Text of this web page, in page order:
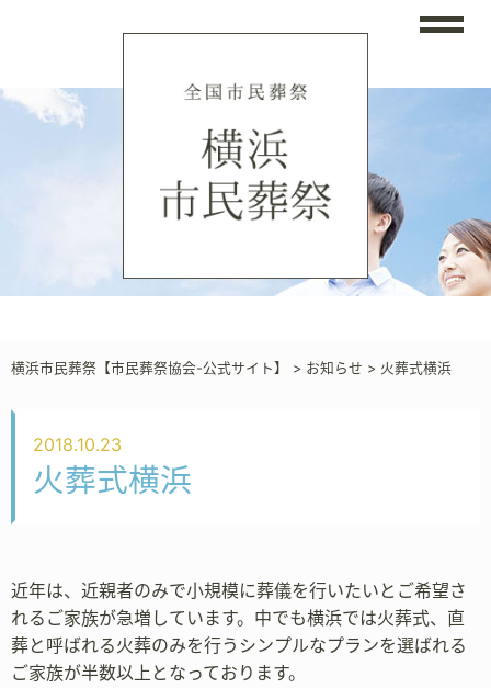
横浜市民葬祭【市民葬祭協会-公式サイト】 > お知らせ > 火葬式横浜
2018.10.23
火葬式横浜
近年は、近親者のみで小規模に葬儀を行いたいとご希望さ
れるご家族が急増しています。中でも横浜では火葬式、直
葬と呼ばれる火葬のみを行うシンプルなプランを選ばれる
ご家族が半数以上となっております。